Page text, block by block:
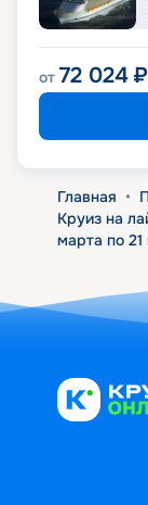
от 72 024 ₽
Главная •
Круиз на
марта по 21